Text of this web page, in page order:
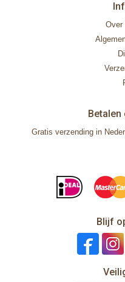
Over
Betalen
Gratis verzending in
Blijf